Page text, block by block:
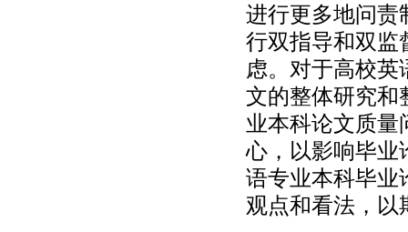
进行更多地问责
行双指导和双监
虑。对于高校
文的整体研究和
业本科论文质量
心，以影响毕业
语专业本科毕业
观点和看法，以